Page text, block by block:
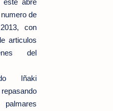
de
con
articulos
del
Iñaki